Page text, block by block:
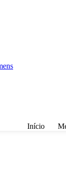
Início